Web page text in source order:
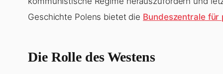
Geschichte Polens bietet die Bundeszentrale für
Die Rolle des Westens